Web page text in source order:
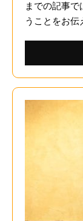
までの記事
うことをお